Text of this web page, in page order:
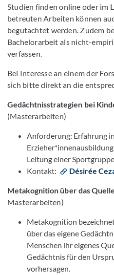
Studien finden online oder im
betreuten Arbeiten können
begutachtet werden. Zudem
Bachelorarbeit als nicht-
verfassen.
Bei Interesse an einem der
sich bitte direkt an die
Gedächtnisstrategien bei
(Masterarbeiten)
Anforderung: Erfahrung
Leitung einer
Kontakt:
Désirée
Metakognition über das
Masterarbeiten)
Metakognition
über das eigene
Menschen ihr eigenes
Gedächtnis für den
vorhersagen.